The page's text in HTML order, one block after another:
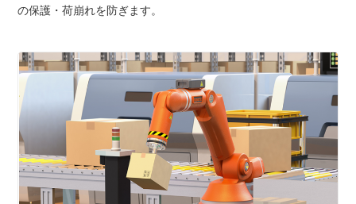
の保護・荷崩れを防ぎます。